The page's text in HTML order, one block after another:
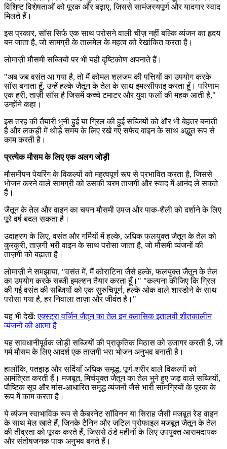
विशिष्ट विशेषताओं को पूरक और बढ़ाए, जिससे सामंजस्यपूर्ण और यादगार स्वाद
मिलते हैं।
इस प्रकार, सॉस सिर्फ एक साथ परोसने वाली चीज़ नहीं बल्कि व्यंजन का हृदय
बन जाता है, जो सामग्री के तालमेल के महत्व को रेखांकित करता है।
लोमाज़ी मौसमी सब्जियों पर भी यही दृष्टिकोण अपनाते हैं।
"अब जब वसंत आ गया है, तो मैं कोमल शलजम की पत्तियों का उपयोग करके
सॉस बनाता हूँ, उन्हें हल्के जैतून के तेल के साथ इमल्सीफाइ करता हूँ। परिणाम
एक हरी, ताज़ी सॉस है जिसमें कच्चे टमाटर और युवा फलों की महक आती है,"
उन्होंने कहा।
इस तरह की तैयारी भुनी हुई या ग्रिल की हुई सब्जियों को और भी बेहतर बनाती
है और लकड़ी में थोड़े समय के लिए रखे गए सफेद वाइन के साथ अद्भुत रूप से
काम करती है।
प्रत्येक मौसम के लिए एक अलग जोड़ी
मौसमीपन पेयरिंग के विकल्पों को महत्वपूर्ण रूप से प्रभावित करता है, जिससे
भोजन करने वाले सामग्री को उसकी चरम ताजगी और स्वाद में आनंद ले सकते
हैं।
जैतून के तेल और वाइन का चयन मौसमी उपज और पाक-शैली को दर्शाने के लिए
पूरे वर्ष बदल सकता है।
उदाहरण के लिए, वसंत और गर्मियों में हल्के, अधिक फलयुक्त जैतून के तेल को
कुरकुरी, ताज़गी भरी वाइन के साथ परोसा जाता है, जो मौसमी व्यंजनों की
ताज़गी को बढ़ाता है।
लोमाज़ी ने समझाया, "वसंत में, मैं कोराटिना जैसे हल्के, फलयुक्त जैतून के तेल
का उपयोग करके सब्जी इमल्शन तैयार करता हूँ।" "कल्पना कीजिए कि ग्रिल
की गई वसंत की सब्जियों को एक सुरुचिपूर्ण, हल्के ओक वाले शारडोने के साथ
परोसा गया है, हर निवाला ताज़ा और जीवंत है।"
यह भी देखें: एक्स्ट्रा वर्जिन जैतून का तेल इन क्लासिक इतालवी शीतकालीन
व्यंजनों की आत्मा है
यह सावधानीपूर्वक जोड़ी सब्जियों की प्राकृतिक मिठास को उजागर करती है, जो
गर्म मौसम के लिए आदर्श एक ताज़गी भरा भोजन अनुभव बनाती है।
हालाँकि, पतझड़ और सर्दियाँ अधिक समृद्ध, पूर्ण-शरीर वाले विकल्पों को
आमंत्रित करती हैं। मजबूत, मिर्चयुक्त जैतून का तेल भुने हुए जड़ वाले सब्जियों,
पौष्टिक सूप और मांस-आधारित समृद्ध व्यंजनों जैसे भारी सामग्रियों के पूरक के
रूप में काम करता है।
ये व्यंजन स्वाभाविक रूप से कैबरनेट सॉविनन या सिराह जैसी मजबूत रेड वाइन
के साथ मेल खाते हैं, जिनके टैनिन और जटिल प्रोफाइल मजबूत जैतून के तेल
की तीव्रता को पूरक करते हैं, जिससे ठंडे महीनों के लिए उपयुक्त आरामदायक
और संतोषजनक पाक अनुभव बनते हैं।